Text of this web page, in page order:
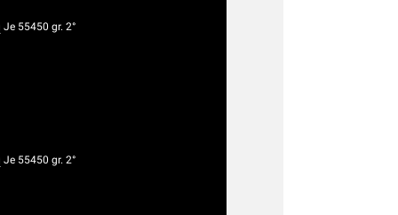
Je 55450 gr. 2°
Je 55450 gr. 2°